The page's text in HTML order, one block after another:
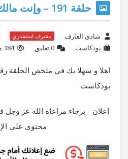
حلقة 191 – وإنت مالك؟
شادي العارف مشرف استشاري
بودكاست
‫0 تعليق 384 مشاهدات
بودكاست
إعلان - برجاء مراعاة الله عز
محتوى على